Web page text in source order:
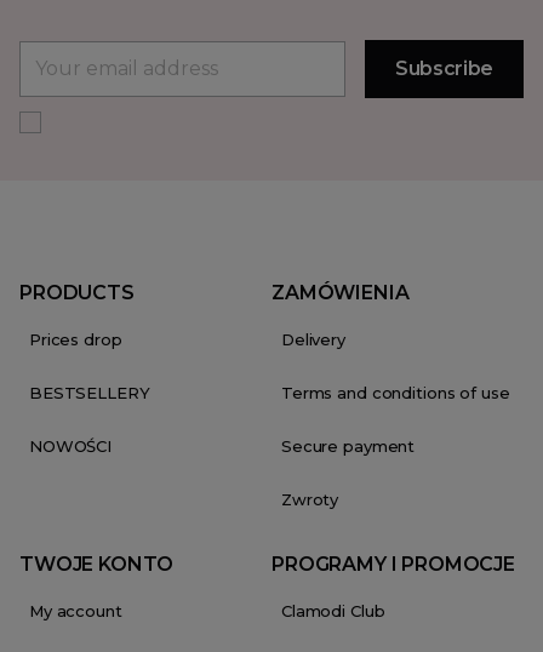
PRODUCTS
Prices drop
BESTSELLERY
NOWOŚCI
ZAMÓWIENIA
Delivery
Terms and conditions of use
Secure payment
Zwroty
TWOJE KONTO
My account
PROGRAMY I PROMOCJE
Clamodi Club